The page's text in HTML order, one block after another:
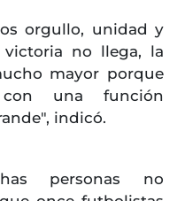
orgullo, unidad y
victoria no llega, la
mayor porque
una función
indicó.
personas no